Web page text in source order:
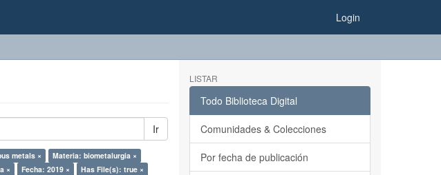
Login
Ir
metals ×
Materia: biometalurgia ×
× Fecha: 2019 × Has File(s): true ×
LISTAR
Todo Biblioteca Digital
Comunidades & Colecciones
Por fecha de publicación